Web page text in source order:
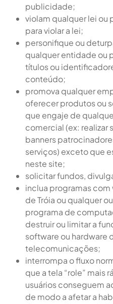
publicidade;
violam qualquer lei ou
para violar a lei;
personifique ou
qualquer entidade ou
títulos ou
conteúdo;
promova qualquer
oferecer produtos ou
que engaje de
comercial (ex: realizar
banners
serviços) exceto que
neste site;
solicitar fundos,
inclua programas com
de Tróia ou qualquer
programa de
destruir ou limitar a
software ou hardware
telecomunicações;
interrompa o fluxo
que a tela “role” mais
usuários conseguem
de modo a afetar a